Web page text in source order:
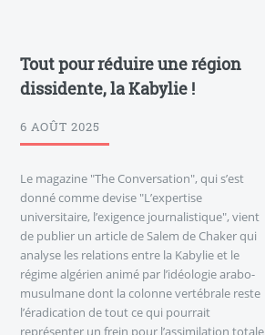
Tout pour réduire une région
dissidente, la Kabylie !
6 AOÛT 2025
Le magazine "The Conversation", qui s’est
donné comme devise "L’expertise
universitaire, l’exigence journalistique", vient
de publier un article de Salem de Chaker qui
analyse les relations entre la Kabylie et le
régime algérien animé par l’idéologie arabo-
musulmane dont la colonne vertébrale reste
l’éradication de tout ce qui pourrait
représenter un frein pour l’assimilation totale